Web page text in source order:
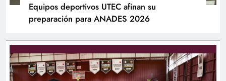
Equipos deportivos UTEC afinan su
preparación para ANADES 2026